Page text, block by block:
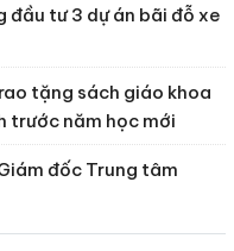
đầu tư 3 dự án bãi đỗ xe
tặng sách giáo khoa
trước năm học mới
đốc Trung tâm